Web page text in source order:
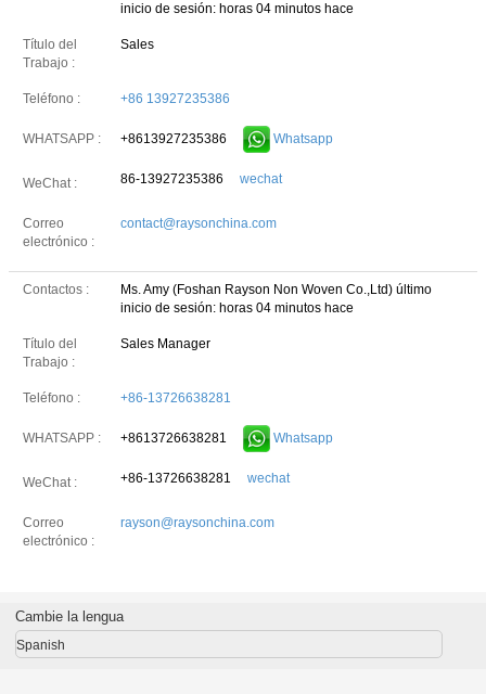
inicio de sesión: horas 04 minutos hace
Título del
Trabajo :
Sales
Teléfono : +86 13927235386
WHATSAPP : +8613927235386 Whatsapp
WeChat : 86-13927235386 wechat
Correo
electrónico :
contact@raysonchina.com
Contactos : Ms. Amy (Foshan Rayson Non Woven Co.,Ltd) último
inicio de sesión: horas 04 minutos hace
Título del
Trabajo :
Sales Manager
Teléfono : +86-13726638281
WHATSAPP : +8613726638281 Whatsapp
WeChat : +86-13726638281 wechat
Correo
electrónico :
rayson@raysonchina.com
Cambie la lengua
Spanish